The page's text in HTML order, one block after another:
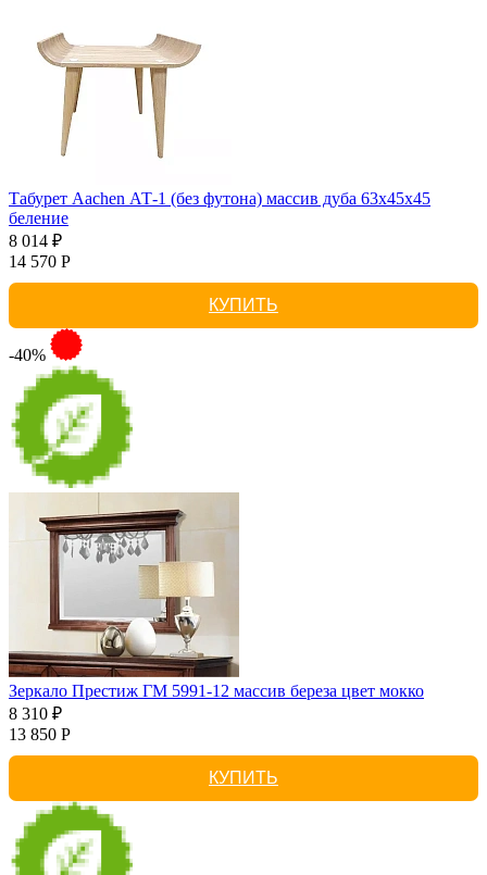
Табурет Aachen АТ-1 (без футона) массив дуба 63х45х45
беление
8 014 ₽
14 570 Р
КУПИТЬ
-40%
Зеркало Престиж ГМ 5991-12 массив береза цвет мокко
8 310 ₽
13 850 Р
КУПИТЬ